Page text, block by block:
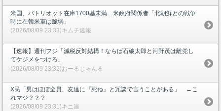
米国、パトリオット在庫1700基未満…米政府関係者「北朝鮮との戦争
時に在韓米軍は脆弱」
(2026/08/09 23:33)キムチ速報
【速報】週刊フジ「減税反対結構！ならば石破太郎と河野茂は離党し
てケジメをつけろ」
(2026/08/09 23:32)おーるじゃんる
X民「男はほぼ全員、友達に『死ね』と冗談で言うことがある」 ←こ
れマジ？？？
(2026/08/09 23:31)キニ速